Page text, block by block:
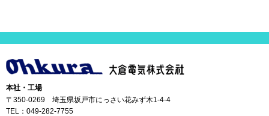
本社・工場
〒350-0269 埼玉県坂戸市にっさい花みず木1-4-4
TEL： 049-282-7755